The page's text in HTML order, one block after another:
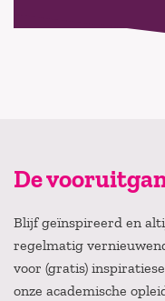
De
Blijf geïnspireerd en
regelmatig
voor (gratis)
onze academische